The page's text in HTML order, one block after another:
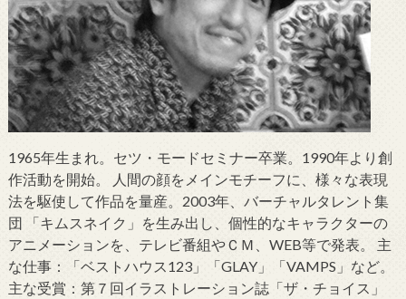
1965年生まれ。セツ・モードセミナー卒業。1990年より創
作活動を開始。 人間の顔をメインモチーフに、様々な表現
法を駆使して作品を量産。2003年、バーチャルタレント集
団 「キムスネイク」を生み出し、個性的なキャラクターの
アニメーションを、テレビ番組やＣＭ、WEB等で発表。 主
な仕事：「ベストハウス123」「GLAY」「VAMPS」など。
主な受賞：第７回イラストレーション誌「ザ・チョイス」